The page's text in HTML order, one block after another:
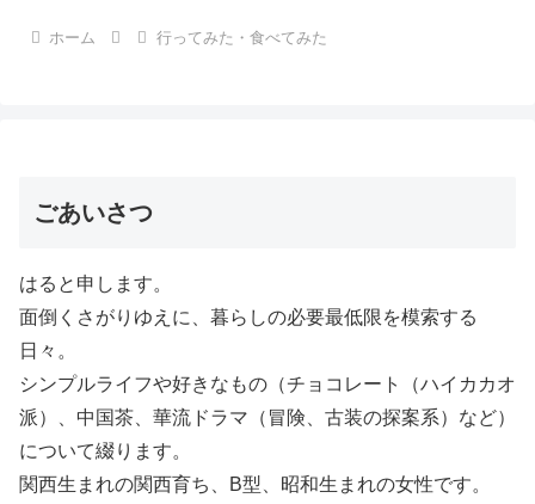
ホーム 行ってみた・食べてみた
ごあいさつ
はると申します。
面倒くさがりゆえに、暮らしの必要最低限を模索する
日々。
シンプルライフや好きなもの（チョコレート（ハイカカオ
派）、中国茶、華流ドラマ（冒険、古装の探案系）など）
について綴ります。
関西生まれの関西育ち、B型、昭和生まれの女性です。